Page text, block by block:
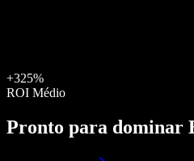
+325%
ROI Médio
Pronto para dominar